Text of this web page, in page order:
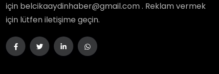
için belcikaaydinhaber@gmail.com . Reklam vermek
için lütfen iletişime geçin.